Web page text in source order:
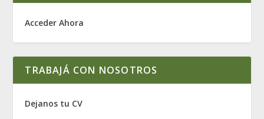
Acceder Ahora
TRABAJÁ CON NOSOTROS
Dejanos tu CV